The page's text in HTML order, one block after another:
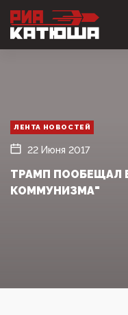
ЛЕНТА НОВОСТЕЙ
22 Июня 2017
ТРАМП ПООБЕЩАЛ
КОММУНИЗМА"